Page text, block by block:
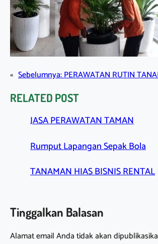
« Sebelumnya:PERAWATAN RUTIN
RELATED POST
JASA PERAWATAN TAMAN
Rumput Lapangan Sepak Bola
TANAMAN HIAS BISNIS RENTAL
Tinggalkan Balasan
Alamat email Anda tidak akan